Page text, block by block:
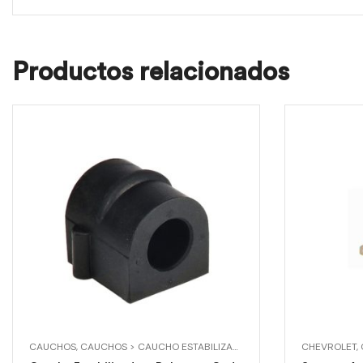
Productos relacionados
CAUCHOS, CAUCHOS > CAUCHO ESTABILIZADORA DELANTERA ,
CHEVROLET,